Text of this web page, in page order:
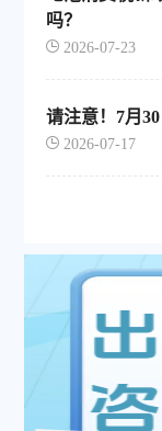
吗？
2026-07-23
请注意！7月
2026-07-17